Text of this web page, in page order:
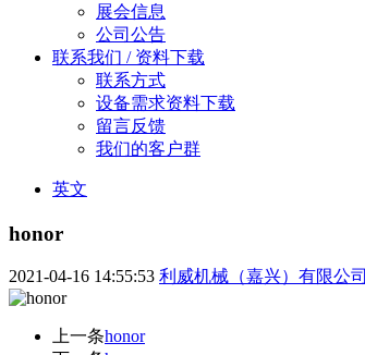
展会信息
公司公告
联系我们 / 资料下载
联系方式
设备需求资料下载
留言反馈
我们的客户群
英文
honor
2021-04-16 14:55:53 利威机械（嘉兴）有限公司
上一条honor